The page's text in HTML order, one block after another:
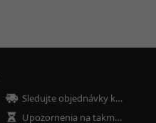
Sledujte objednávky kdekoľvek
Upozornenia na takmer vypredané položky